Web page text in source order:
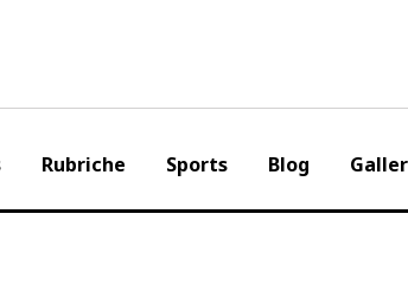
Rubriche Sports Blog